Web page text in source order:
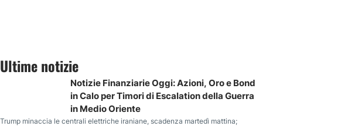
Ultime notizie
Notizie Finanziarie Oggi: Azioni, Oro e Bond
in Calo per Timori di Escalation della Guerra
in Medio Oriente
Trump minaccia le centrali elettriche iraniane, scadenza martedì mattina;